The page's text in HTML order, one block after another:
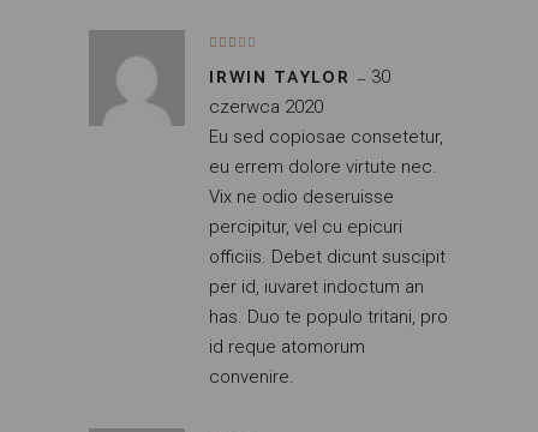
IRWIN TAYLOR – 30
czerwca 2020
Eu sed copiosae consetetur,
eu errem dolore virtute nec.
Vix ne odio deseruisse
percipitur, vel cu epicuri
officiis. Debet dicunt suscipit
per id, iuvaret indoctum an
has. Duo te populo tritani, pro
id reque atomorum
convenire.